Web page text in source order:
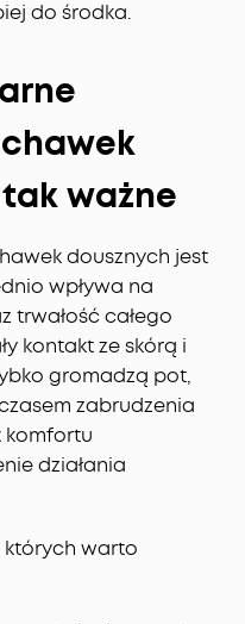
do środka.
ważne
dousznych jest
wpływa na
trwałość całego
kontakt ze skórą i
gromadzą pot,
zabrudzenia
działania
których warto